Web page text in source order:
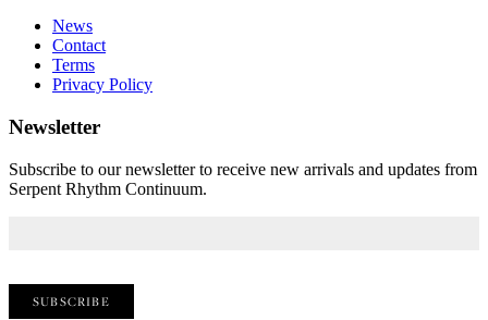
News
Contact
Terms
Privacy Policy
Newsletter
Subscribe to our newsletter to receive new arrivals and updates from
Serpent Rhythm Continuum.